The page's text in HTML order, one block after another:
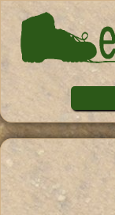
Pasar al contenido